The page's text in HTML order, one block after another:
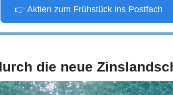
👉 Aktien zum Frühstück ins Postfach
die neue